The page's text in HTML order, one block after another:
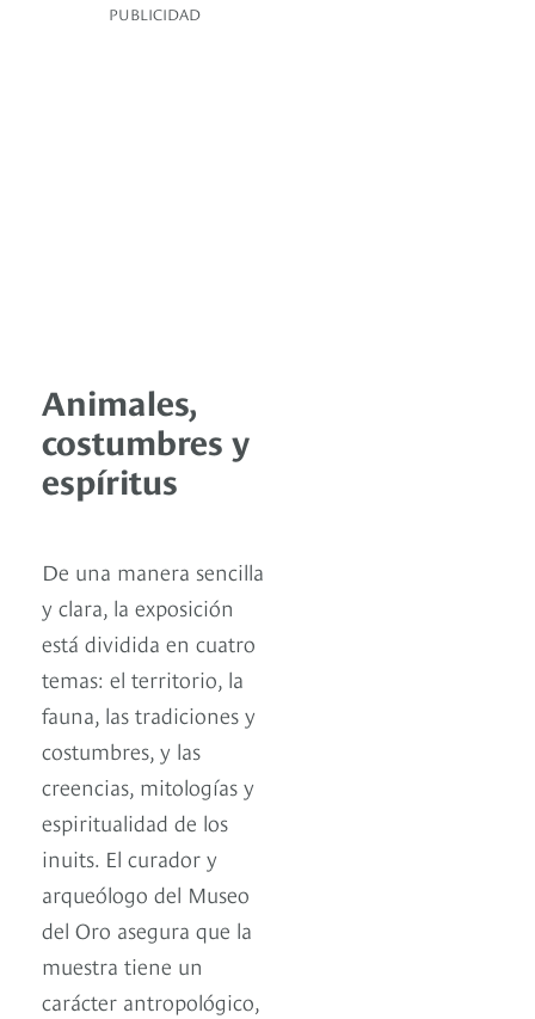
PUBLICIDAD
Animales,
costumbres y
espíritus
De una manera sencilla
y clara, la exposición
está dividida en cuatro
temas: el territorio, la
fauna, las tradiciones y
costumbres, y las
creencias, mitologías y
espiritualidad de los
inuits. El curador y
arqueólogo del Museo
del Oro asegura que la
muestra tiene un
carácter antropológico,